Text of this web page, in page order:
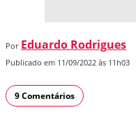
Por Eduardo Rodrigues
Publicado em 11/09/2022 às 11h03
9 Comentários